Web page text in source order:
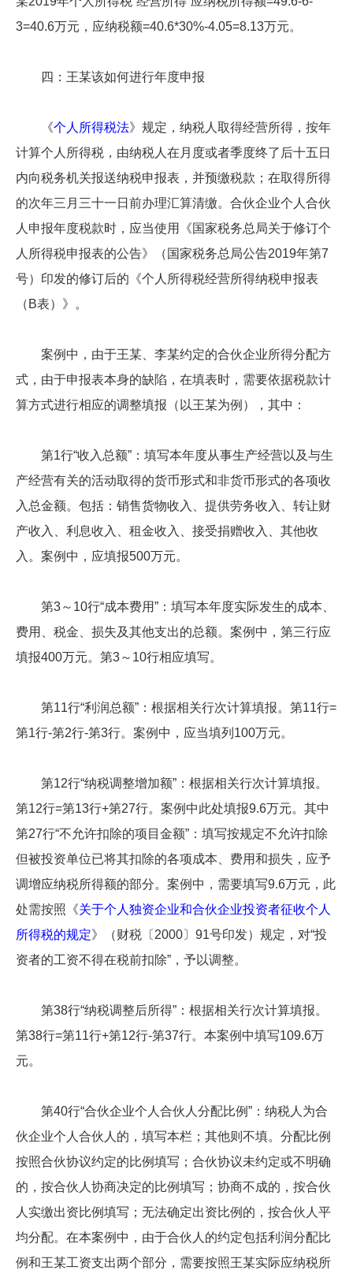
3=40.6万元，应纳税额=40.6*30%-4.05=8.13万元。
四：王某该如何进行年度申报
《个人所得税法》规定，纳税人取得经营所得，按年
计算个人所得税，由纳税人在月度或者季度终了后十五日
内向税务机关报送纳税申报表，并预缴税款；在取得所得
的次年三月三十一日前办理汇算清缴。合伙企业个人合伙
人申报年度税款时，应当使用《国家税务总局关于修订个
人所得税申报表的公告》（国家税务总局公告2019年第7
号）印发的修订后的《个人所得税经营所得纳税申报表
（B表）》。
案例中，由于王某、李某约定的合伙企业所得分配方
式，由于申报表本身的缺陷，在填表时，需要依据税款计
算方式进行相应的调整填报（以王某为例），其中：
第1行“收入总额”：填写本年度从事生产经营以及与生
产经营有关的活动取得的货币形式和非货币形式的各项收
入总金额。包括：销售货物收入、提供劳务收入、转让财
产收入、利息收入、租金收入、接受捐赠收入、其他收
入。案例中，应填报500万元。
第3～10行“成本费用”：填写本年度实际发生的成本、
费用、税金、损失及其他支出的总额。案例中，第三行应
填报400万元。第3～10行相应填写。
第11行“利润总额”：根据相关行次计算填报。第11行=
第1行-第2行-第3行。案例中，应当填列100万元。
第12行“纳税调整增加额”：根据相关行次计算填报。
第12行=第13行+第27行。案例中此处填报9.6万元。其中
第27行“不允许扣除的项目金额”：填写按规定不允许扣除
但被投资单位已将其扣除的各项成本、费用和损失，应予
调增应纳税所得额的部分。案例中，需要填写9.6万元，此
处需按照《关于个人独资企业和合伙企业投资者征收个人
所得税的规定》（财税〔2000〕91号印发）规定，对“投
资者的工资不得在税前扣除”，予以调整。
第38行“纳税调整后所得”：根据相关行次计算填报。
第38行=第11行+第12行-第37行。本案例中填写109.6万
元。
第40行“合伙企业个人合伙人分配比例”：纳税人为合
伙企业个人合伙人的，填写本栏；其他则不填。分配比例
按照合伙协议约定的比例填写；合伙协议未约定或不明确
的，按合伙人协商决定的比例填写；协商不成的，按合伙
人实缴出资比例填写；无法确定出资比例的，按合伙人平
均分配。在本案例中，由于合伙人的约定包括利润分配比
例和王某工资支出两个部分，需要按照王某实际应纳税所